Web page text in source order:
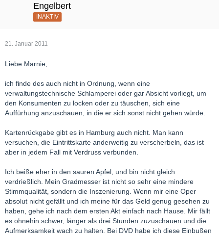
Engelbert
INAKTIV
21. Januar 2011
Liebe Marnie,
ich finde des auch nicht in Ordnung, wenn eine
verwaltungstechnische Schlamperei oder gar Absicht vorliegt, um
den Konsumenten zu locken oder zu täuschen, sich eine
Auffürhung anzuschauen, in die er sich sonst nicht gehen würde.
Kartenrückgabe gibt es in Hamburg auch nicht. Man kann
versuchen, die Eintrittskarte anderweitig zu verscherbeln, das ist
aber in jedem Fall mit Verdruss verbunden.
Ich beiße eher in den sauren Apfel, und bin nicht gleich
verdrießlich. Mein Gradmesser ist nicht so sehr eine mindere
Stimmqualität, sondern die Inszenierung. Wenn mir eine Oper
absolut nicht gefällt und ich meine für das Geld genug gesehen zu
haben, gehe ich nach dem ersten Akt einfach nach Hause. Mir fällt
es ohnehin schwer, länger als drei Stunden zuzuschauen und die
Aufmerksamkeit wach zu halten. Bei DVD habe ich diese Einbußen